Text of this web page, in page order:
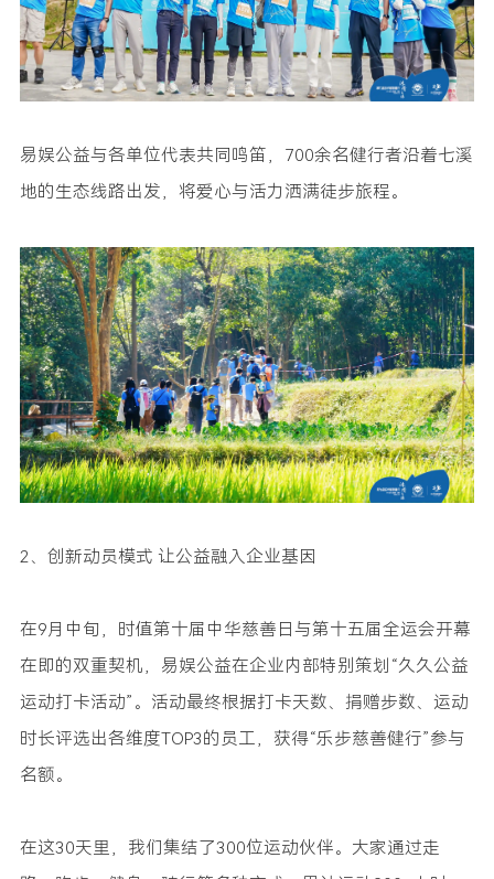
易娱公益与各单位代表共同鸣笛，700余名健行者沿着七溪
地的生态线路出发，将爱心与活力洒满徒步旅程。
2、创新动员模式 让公益融入企业基因
在9月中旬，时值第十届中华慈善日与第十五届全运会开幕
在即的双重契机，易娱公益在企业内部特别策划“久久公益
运动打卡活动”。活动最终根据打卡天数、捐赠步数、运动
时长评选出各维度TOP3的员工，获得“乐步慈善健行”参与
名额。
在这30天里，我们集结了300位运动伙伴。大家通过走